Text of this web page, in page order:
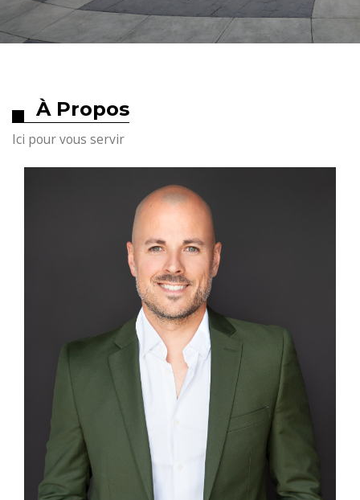
À Propos
Ici pour vous servir